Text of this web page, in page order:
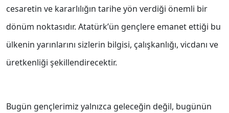
cesaretin ve kararlılığın tarihe yön verdiği önemli bir
dönüm noktasıdır. Atatürk’ün gençlere emanet ettiği bu
ülkenin yarınlarını sizlerin bilgisi, çalışkanlığı, vicdanı ve
üretkenliği şekillendirecektir.
Bugün gençlerimiz yalnızca geleceğin değil, bugünün